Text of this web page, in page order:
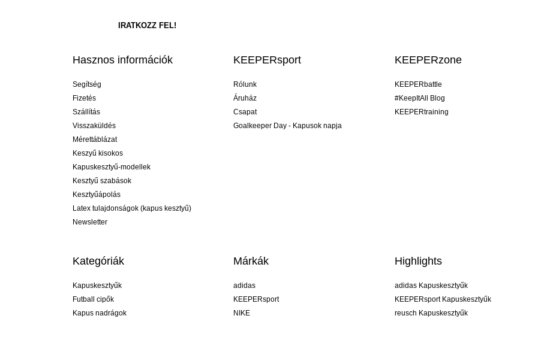
Hasznos információk
Segítség
Fizetés
Szállítás
Visszaküldés
Mérettáblázat
Keszyű kisokos
Kapuskesztyű-modellek
Kesztyű szabások
Kesztyűápolás
Latex tulajdonságok (kapus kesztyű)
Newsletter
KEEPERsport
Rólunk
Áruház
Csapat
Goalkeeper Day - Kapusok napja
KEEPERzone
KEEPERbattle
#KeepItAll Blog
KEEPERtraining
Kategóriák
Kapuskesztyűk
Futball cipők
Kapus nadrágok
Márkák
adidas
KEEPERsport
NIKE
Highlights
adidas Kapuskesztyűk
KEEPERsport Kapuskesztyűk
reusch Kapuskesztyűk